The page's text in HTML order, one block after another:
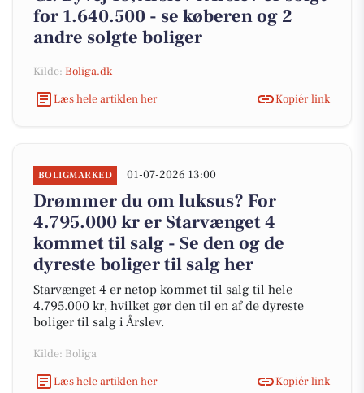
for 1.640.500 - se køberen og 2
andre solgte boliger
Kilde: Boliga.dk
Læs hele artiklen her
Kopiér link
BOLIGMARKED 01-07-2026 13:00
Drømmer du om luksus? For
4.795.000 kr er Starvænget 4
kommet til salg - Se den og de
dyreste boliger til salg her
Starvænget 4 er netop kommet til salg til hele
4.795.000 kr, hvilket gør den til en af de dyreste
boliger til salg i Årslev.
Kilde: Boliga
Læs hele artiklen her
Kopiér link